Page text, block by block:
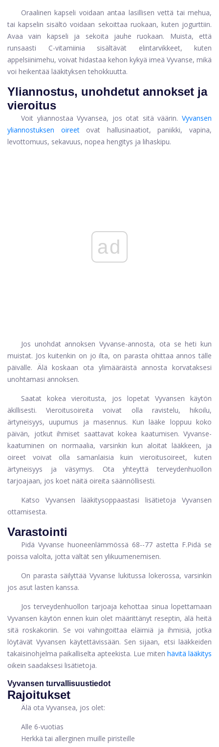
Oraalinen kapseli voidaan antaa lasillisen vettä tai mehua,
tai kapselin sisältö voidaan sekoittaa ruokaan, kuten jogurttiin.
Avaa vain kapseli ja sekoita jauhe ruokaan. Muista, että
runsaasti C-vitamiinia sisältävät elintarvikkeet, kuten
appelsiinimehu, voivat hidastaa kehon kykyä imeä Vyvanse, mikä
voi heikentää lääkityksen tehokkuutta.
Yliannostus, unohdetut annokset ja
vieroitus
Voit yliannostaa Vyvansea, jos otat sitä väärin. Vyvansen
yliannostuksen oireet
ovat hallusinaatiot, paniikki, vapina,
levottomuus, sekavuus, nopea hengitys ja lihaskipu.
ad
Jos unohdat annoksen Vyvanse-annosta, ota se heti kun
muistat. Jos kuitenkin on jo ilta, on parasta ohittaa annos tälle
päivälle. Älä koskaan ota ylimääräistä annosta korvataksesi
unohtamasi annoksen.
Saatat kokea vieroitusta, jos lopetat Vyvansen käytön
äkillisesti. Vieroitusoireita voivat olla ravistelu, hikoilu,
ärtyneisyys, uupumus ja masennus. Kun lääke loppuu koko
päivän, jotkut ihmiset saattavat kokea kaatumisen. Vyvanse-
kaatuminen on normaalia, varsinkin kun aloitat lääkkeen, ja
oireet voivat olla samanlaisia ​​kuin vieroitusoireet, kuten
ärtyneisyys ja väsymys. Ota yhteyttä terveydenhuollon
tarjoajaan, jos koet näitä oireita säännöllisesti.
Katso Vyvansen lääkitysoppaastasi lisätietoja Vyvansen
ottamisesta.
Varastointi
Pidä Vyvanse huoneenlämmössä 68--77 astetta F.Pidä se
poissa valolta, jotta vältät sen ylikuumenemisen.
On parasta säilyttää Vyvanse lukitussa lokerossa, varsinkin
jos asut lasten kanssa.
Jos terveydenhuollon tarjoaja kehottaa sinua lopettamaan
Vyvansen käytön ennen kuin olet määrittänyt reseptin, älä heitä
sitä roskakoriin. Se voi vahingoittaa eläimiä ja ihmisiä, jotka
löytävät Vyvansen käytettävissään. Sen sijaan, etsi lääkkeiden
takaisinohjelma paikalliselta apteekista. Lue miten hävitä lääkitys
oikein saadaksesi lisätietoja.
Vyvansen turvallisuustiedot
Rajoitukset
Älä ota Vyvansea, jos olet:
Alle 6-vuotias
Herkkä tai allerginen muille piristeille